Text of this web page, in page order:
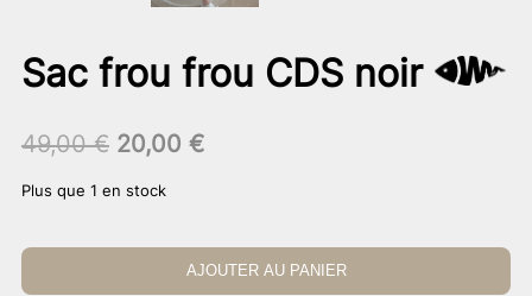
Sac frou frou CDS noir
49,00€ Le
initial
49,00 €.
20,00 €Le
20,00 €.
Plus que 1 en stock
AJOUTER AU PANIER